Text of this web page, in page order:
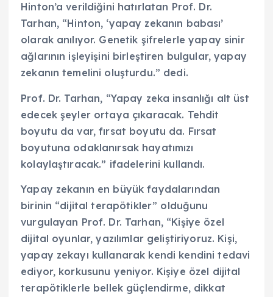
Hinton’a verildiğini hatırlatan Prof. Dr.
Tarhan, “Hinton, ‘yapay zekanın babası’
olarak anılıyor. Genetik şifrelerle yapay sinir
ağlarının işleyişini birleştiren bulgular, yapay
zekanın temelini oluşturdu.” dedi.
Prof. Dr. Tarhan, “Yapay zeka insanlığı alt üst
edecek şeyler ortaya çıkaracak. Tehdit
boyutu da var, fırsat boyutu da. Fırsat
boyutuna odaklanırsak hayatımızı
kolaylaştıracak.” ifadelerini kullandı.
Yapay zekanın en büyük faydalarından
birinin “dijital terapötikler” olduğunu
vurgulayan Prof. Dr. Tarhan, “Kişiye özel
dijital oyunlar, yazılımlar geliştiriyoruz. Kişi,
yapay zekayı kullanarak kendi kendini tedavi
ediyor, korkusunu yeniyor. Kişiye özel dijital
terapötiklerle bellek güçlendirme, dikkat